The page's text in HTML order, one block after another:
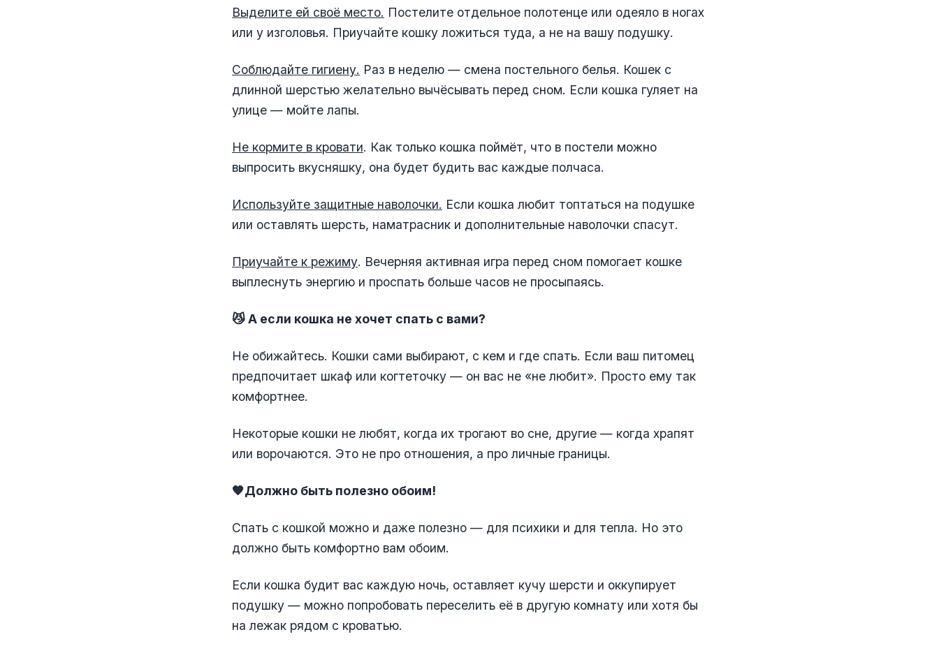
Выделите ей своё место. Постелите отдельное полотенце или одеяло в ногах
или у изголовья. Приучайте кошку ложиться туда, а не на вашу подушку.
Соблюдайте гигиену. Раз в неделю — смена постельного белья. Кошек с
длинной шерстью желательно вычёсывать перед сном. Если кошка гуляет на
улице — мойте лапы.
Не кормите в кровати. Как только кошка поймёт, что в постели можно
выпросить вкусняшку, она будет будить вас каждые полчаса.
Используйте защитные наволочки. Если кошка любит топтаться на подушке
или оставлять шерсть, наматрасник и дополнительные наволочки спасут.
Приучайте к режиму. Вечерняя активная игра перед сном помогает кошке
выплеснуть энергию и проспать больше часов не просыпаясь.
😼 А если кошка не хочет спать с вами?
Не обижайтесь. Кошки сами выбирают, с кем и где спать. Если ваш питомец
предпочитает шкаф или когтеточку — он вас не «не любит». Просто ему так
комфортнее.
Некоторые кошки не любят, когда их трогают во сне, другие — когда храпят
или ворочаются. Это не про отношения, а про личные границы.
🧡Должно быть полезно обоим!
Спать с кошкой можно и даже полезно — для психики и для тепла. Но это
должно быть комфортно вам обоим.
Если кошка будит вас каждую ночь, оставляет кучу шерсти и оккупирует
подушку — можно попробовать переселить её в другую комнату или хотя бы
на лежак рядом с кроватью.